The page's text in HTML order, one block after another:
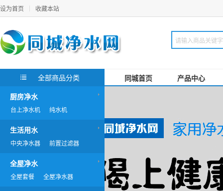
设为首页 收藏本站
全部商品分类
厨房净水
台上净水机 纯水机
生活用水
中央净水器 前置过滤器
全屋净水
全屋套餐 全屋净水器
同城首页 产品中心